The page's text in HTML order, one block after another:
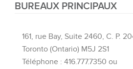
BUREAUX PRINCIPAUX
161, rue Bay, Suite 2460, C. P.
Toronto (Ontario) M5J 2S1
Téléphone : 416.777.7350 ou